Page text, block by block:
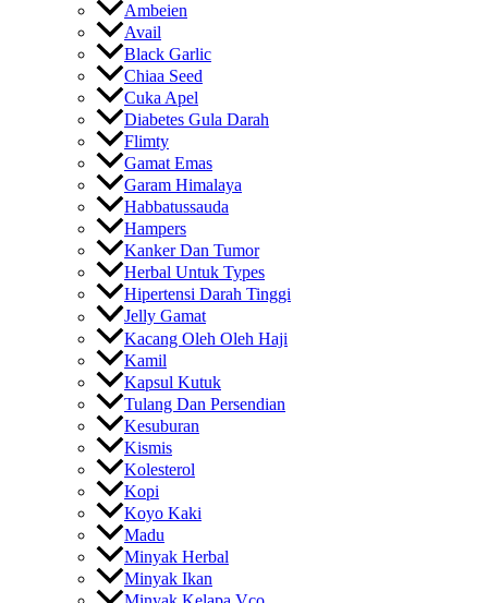
Ambeien
Avail
Black Garlic
Chiaa Seed
Cuka Apel
Diabetes Gula Darah
Flimty
Gamat Emas
Garam Himalaya
Habbatussauda
Hampers
Kanker Dan Tumor
Herbal Untuk Types
Hipertensi Darah Tinggi
Jelly Gamat
Kacang Oleh Oleh Haji
Kamil
Kapsul Kutuk
Tulang Dan Persendian
Kesuburan
Kismis
Kolesterol
Kopi
Koyo Kaki
Madu
Minyak Herbal
Minyak Ikan